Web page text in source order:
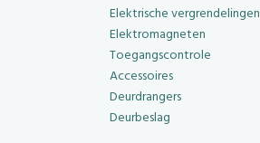
Elektrische vergrendelingen
Elektromagneten
Toegangscontrole
Accessoires
Deurdrangers
Deurbeslag